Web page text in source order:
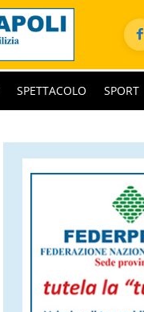
SPETTACOLO SPORT